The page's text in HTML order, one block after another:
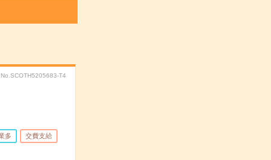
No.SCOTH5205683-T4
多 交費支給